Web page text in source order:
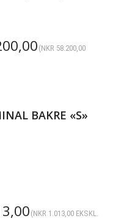
(NKR 58.200,00
BAKRE «S»
(NKR 1.013,00EKSKL.